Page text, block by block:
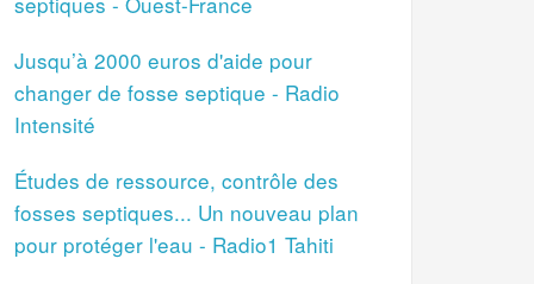
Jusqu’à 2000 euros d'aide pour
changer de fosse septique - Radio
Intensité
Études de ressource, contrôle des
fosses septiques... Un nouveau plan
pour protéger l'eau - Radio1 Tahiti